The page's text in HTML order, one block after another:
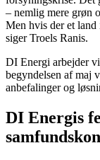
– nemlig mere grøn
Men hvis der et land
siger Troels Ranis.
DI Energi arbejder
begyndelsen af maj
anbefalinger og
DI Energis